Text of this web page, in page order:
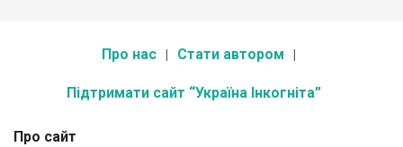
Про нас Стати автором
Підтримати сайт “Україна Інкогніта”
Про сайт